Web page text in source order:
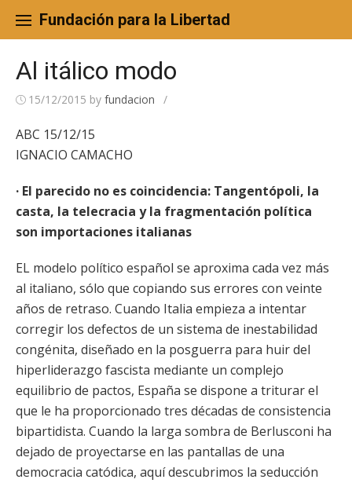
content
Fundación para la Libertad
Al itálico modo
15/12/2015 by fundacion /
ABC 15/12/15
IGNACIO CAMACHO
· El parecido no es coincidencia: Tangentópoli, la
casta, la telecracia y la fragmentación política
son importaciones italianas
EL modelo político español se aproxima cada vez más
al italiano, sólo que copiando sus errores con veinte
años de retraso. Cuando Italia empieza a intentar
corregir los defectos de un sistema de inestabilidad
congénita, diseñado en la posguerra para huir del
hiperliderazgo fascista mediante un complejo
equilibrio de pactos, España se dispone a triturar el
que le ha proporcionado tres décadas de consistencia
bipartidista. Cuando la larga sombra de Berlusconi ha
dejado de proyectarse en las pantallas de una
democracia catódica, aquí descubrimos la seducción